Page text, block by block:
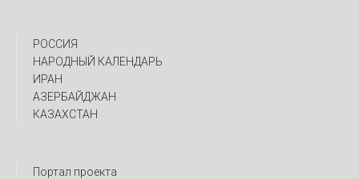
РОССИЯ
НАРОДНЫЙ КАЛЕНДАРЬ
ИРАН
АЗЕРБАЙДЖАН
КАЗАХСТАН
Портал проекта